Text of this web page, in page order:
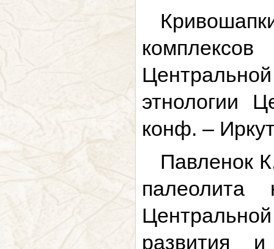
этнологии
конф. –
Павленок
палеолита
развития